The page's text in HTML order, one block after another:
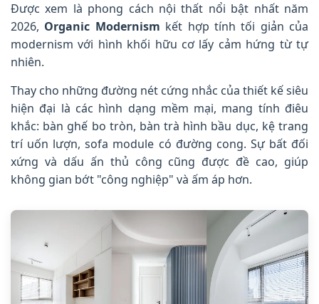
Được xem là phong cách nội thất nổi bật nhất năm
2026, Organic Modernism kết hợp tính tối giản của
modernism với hình khối hữu cơ lấy cảm hứng từ tự
nhiên.
Thay cho những đường nét cứng nhắc của thiết kế siêu
hiện đại là các hình dạng mềm mại, mang tính điêu
khắc: bàn ghế bo tròn, bàn trà hình bầu dục, kệ trang
trí uốn lượn, sofa module có đường cong. Sự bất đối
xứng và dấu ấn thủ công cũng được đề cao, giúp
không gian bớt "công nghiệp" và ấm áp hơn.